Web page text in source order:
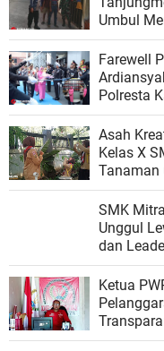
Umbul
Farewell
Polresta
Asah
Kelas X
Tanaman
SMK
Unggul
dan
Ketua